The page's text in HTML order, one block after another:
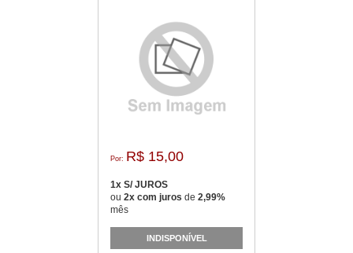
Por: R$ 15,00
1x S/ JUROS
ou 2x com juros de 2,99%
mês
INDISPONÍVEL